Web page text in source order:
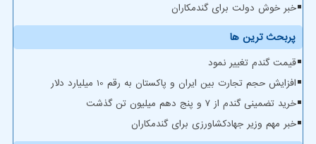
خبر خوش دولت برای گندمکاران
پربحث ترین ها
قیمت گندم تغییر نمود
افزایش حجم تجارت بین ایران و پاکستان به رقم 10 میلیارد دلار
خرید تضمینی گندم از ۷ و پنج دهم میلیون تن گذشت
خبر مهم وزیر جهادکشاورزی برای گندمکاران